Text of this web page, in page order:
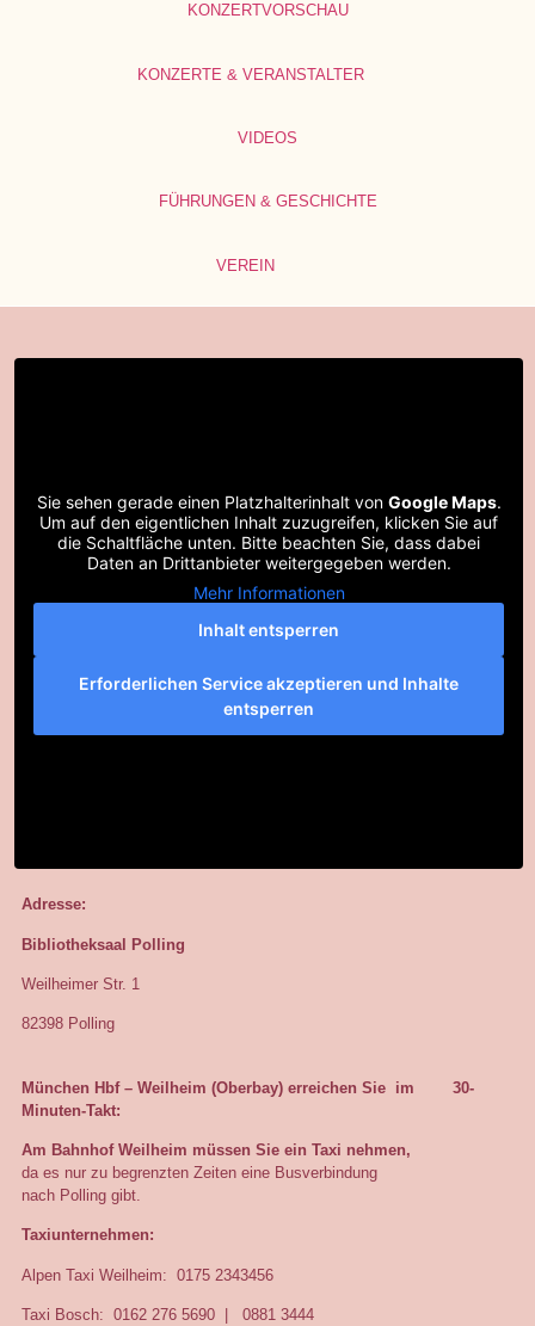
KONZERTVORSCHAU
KONZERTE & VERANSTALTER
VIDEOS
FÜHRUNGEN & GESCHICHTE
VEREIN
Sie sehen gerade einen Platzhalterinhalt von Google Maps.
Um auf den eigentlichen Inhalt zuzugreifen, klicken Sie auf
die Schaltfläche unten. Bitte beachten Sie, dass dabei
Daten an Drittanbieter weitergegeben werden.
Mehr Informationen
Inhalt entsperren
Erforderlichen Service akzeptieren und Inhalte
entsperren
Adresse:
Bibliotheksaal Polling
Weilheimer Str. 1
82398 Polling
München Hbf – Weilheim (Oberbay) erreichen Sie im 30-
Minuten-Takt:
Am Bahnhof Weilheim müssen Sie ein Taxi nehmen,
da es nur zu begrenzten Zeiten eine Busverbindung
nach Polling gibt.
Taxiunternehmen:
Alpen Taxi Weilheim: 0175 2343456
Taxi Bosch: 0162 276 5690 | 0881 3444